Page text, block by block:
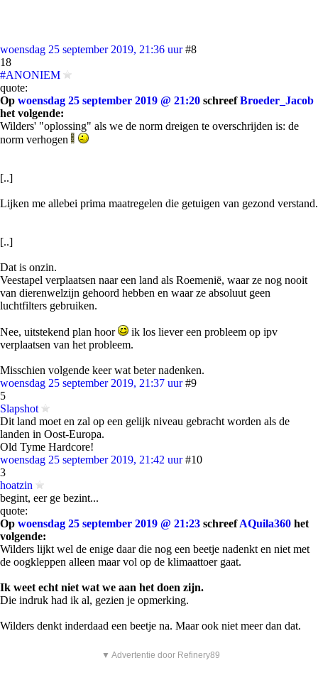
woensdag 25 september 2019, 21:36 uur #8
18
#ANONIEM
quote:
Op woensdag 25 september 2019 @ 21:20 schreefBroeder_Jacob
het volgende:
Wilders' "oplossing" als we de norm dreigen te overschrijden is: de
norm verhogen
[..]
Lijken me allebei prima maatregelen die getuigen van gezond verstand.
[..]
Dat is onzin.
Veestapel verplaatsen naar een land als Roemenië, waar ze nog nooit
van dierenwelzijn gehoord hebben en waar ze absoluut geen
luchtfilters gebruiken.
Nee, uitstekend plan hoor
ik los liever een probleem op ipv
verplaatsen van het probleem.
Misschien volgende keer wat beter nadenken.
woensdag 25 september 2019, 21:37 uur #9
5
Slapshot
Dit land moet en zal op een gelijk niveau gebracht worden als de
landen in Oost-Europa.
Old Tyme Hardcore!
woensdag 25 september 2019, 21:42 uur #10
3
hoatzin
begint, eer ge bezint...
quote:
Op woensdag 25 september 2019 @ 21:23 schreefAQuila360 het
volgende:
Wilders lijkt wel de enige daar die nog een beetje nadenkt en niet met
de oogkleppen alleen maar vol op de klimaattoer gaat.
Ik weet echt niet wat we aan het doen zijn.
Die indruk had ik al, gezien je opmerking.
Wilders denkt inderdaad een beetje na. Maar ook niet meer dan dat.
▼ Advertentie door Refinery89